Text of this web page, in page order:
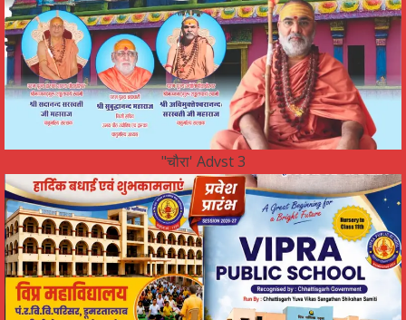
"चौरा' Advst 3